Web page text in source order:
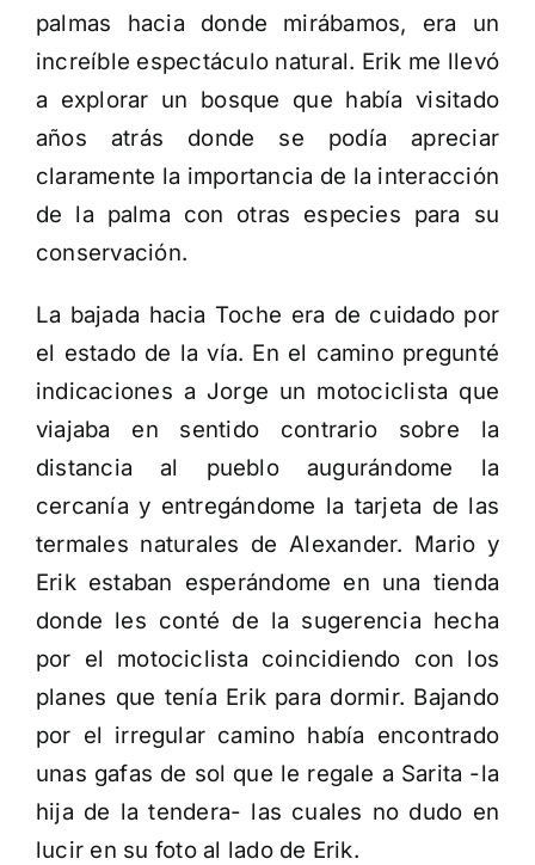
palmas hacia donde mirábamos, era un
increíble espectáculo natural. Erik me llevó
a explorar un bosque que había visitado
años atrás donde se podía apreciar
claramente la importancia de la interacción
de la palma con otras especies para su
conservación.
La bajada hacia Toche era de cuidado por
el estado de la vía. En el camino pregunté
indicaciones a Jorge un motociclista que
viajaba en sentido contrario sobre la
distancia al pueblo augurándome la
cercanía y entregándome la tarjeta de las
termales naturales de Alexander. Mario y
Erik estaban esperándome en una tienda
donde les conté de la sugerencia hecha
por el motociclista coincidiendo con los
planes que tenía Erik para dormir. Bajando
por el irregular camino había encontrado
unas gafas de sol que le regale a Sarita -la
hija de la tendera- las cuales no dudo en
lucir en su foto al lado de Erik.